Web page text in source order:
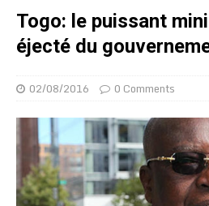
Togo: le puissant
éjecté du
02/08/2016 0 Comments